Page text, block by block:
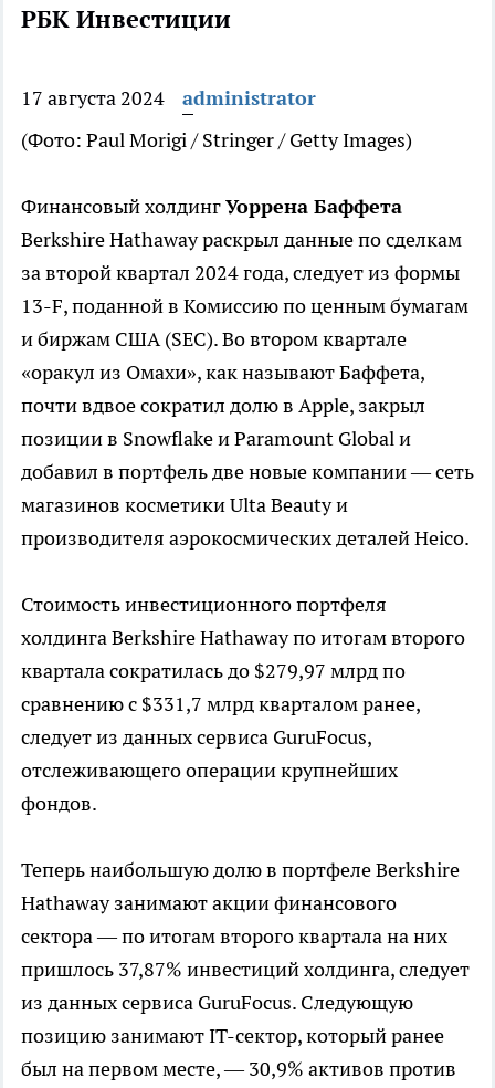
РБК Инвестиции
17 августа 2024
administrator
(Фото: Paul Morigi / Stringer / Getty Images)
Финансовый холдингУоррена Баффета
Berkshire Hathaway раскрыл данные по сделкам
за второй квартал 2024 года, следует из формы
13-F, поданной в Комиссию по ценным бумагам
и биржам США (SEC). Во втором квартале
«оракул из Омахи», как называют Баффета,
почти вдвое сократил долю в Apple, закрыл
позиции в Snowflake и Paramount Global и
добавил в портфель две новые компании — сеть
магазинов косметики Ulta Beauty и
производителя аэрокосмических деталей Heico.
Стоимость инвестиционного портфеля
холдинга Berkshire Hathaway по итогам второго
квартала сократилась до $279,97 млрд по
сравнению с $331,7 млрд кварталом ранее,
следует из данных сервиса GuruFocus,
отслеживающего операции крупнейших
фондов.
Теперь наибольшую долю в портфеле Berkshire
Hathaway занимают акции финансового
сектора — по итогам второго квартала на них
пришлось 37,87% инвестиций холдинга, следует
из данных сервиса GuruFocus. Следующую
позицию занимают IT-сектор, который ранее
был на первом месте, — 30,9% активов против